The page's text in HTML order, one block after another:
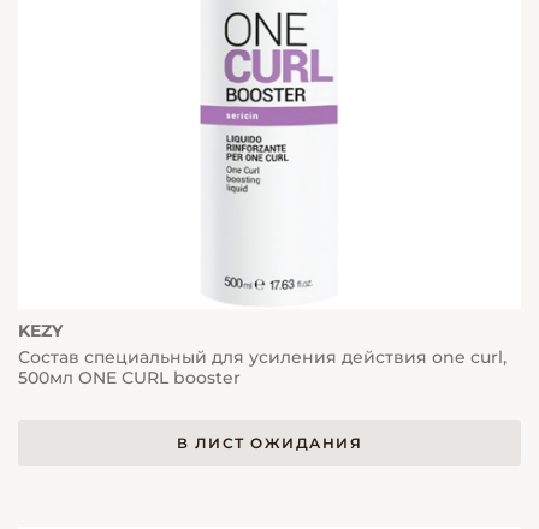
KEZY
Состав специальный для усиления действия one curl,
500мл ONE CURL booster
В ЛИСТ ОЖИДАНИЯ